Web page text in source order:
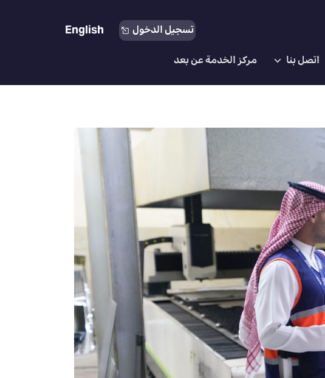
تسجيل الدخول English
اتصل بنا مركز الخدمة عن بعد